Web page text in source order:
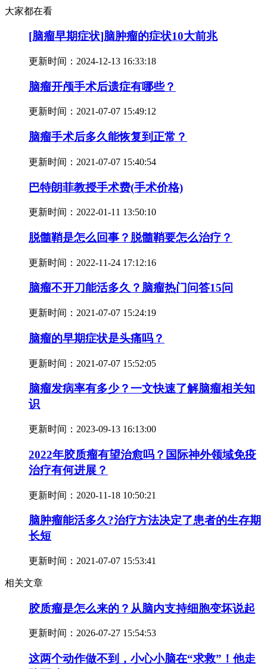
大家都在看
[脑瘤早期症状]脑肿瘤的症状10大前兆
更新时间： 2024-12-13 16:33:18
脑瘤开颅手术后遗症有哪些？
更新时间： 2021-07-07 15:49:12
脑瘤手术后多久能恢复到正常？
更新时间： 2021-07-07 15:40:54
巴特朗菲教授手术费(手术价格)
更新时间： 2022-01-11 13:50:10
脱髓鞘是怎么回事？脱髓鞘要怎么治疗？
更新时间： 2022-11-24 17:12:16
脑瘤不开刀能活多久？脑瘤热门问答15问
更新时间： 2021-07-07 15:24:19
脑瘤的早期症状是头痛吗？
更新时间： 2021-07-07 15:52:05
脑瘤发病率有多少？一文快速了解脑瘤相关知
识
更新时间： 2023-09-13 16:13:00
2022年胶质瘤有望治愈吗？国际神外领域免疫
治疗有何进展？
更新时间： 2020-11-18 10:50:21
脑肿瘤能活多久?治疗方法决定了患者的生存期
长短
更新时间： 2021-07-07 15:53:41
相关文章
胶质瘤是怎么来的？从脑内支持细胞变坏说起
更新时间： 2026-07-27 15:54:53
这两个动作做不到，小心小脑在“求救”！他走